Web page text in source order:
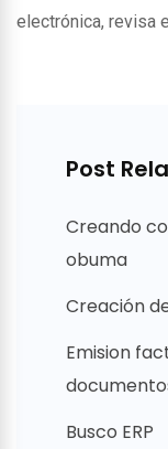
electrónica, revisa
Post
Creando
obuma
Creación
Emision
Busco ERP